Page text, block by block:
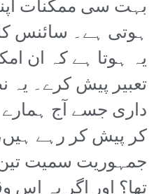
بہت سی ممکنات
ہوتی ہے۔ سائنس
یہ ہوتا ہے کہ ان
تعبیر پیش کرے۔ یہ
داری جسے آج ہمارے
کر پیش کر رہے
جمہوریت سمیت